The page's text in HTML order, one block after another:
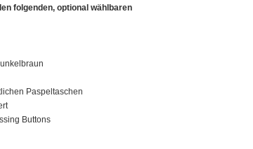
folgenden, optional wählbaren
Paspeltaschen
Buttons